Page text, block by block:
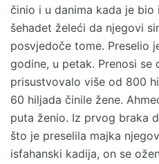
činio i u danima kada je bio
šehadet želeći da njegovi
posvjedoče tome. Preselio
godine, u petak. Prenosi se
prisustvovalo više od 800
60 hiljada činile žene.
puta ženio. Iz prvog braka
što je preselila majka
isfahanski kadija, on se